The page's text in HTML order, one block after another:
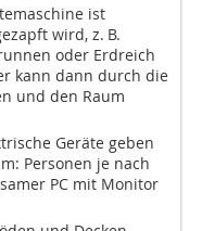
ist
wird, z. B.
oder Erdreich
kann dann durch die
und den Raum
Geräte geben
Personen je nach
PC mit Monitor